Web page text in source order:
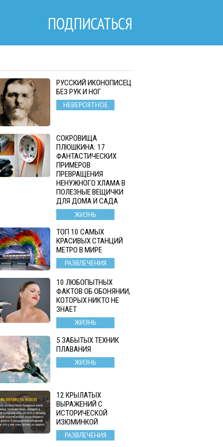
ПОДПИСАТЬСЯ
РУССКИЙ ИКОНОПИСЕЦ
БЕЗ РУК И НОГ
НЕВЕРОЯТНОЕ
СОКРОВИЩА
ПЛЮШКИНА: 17
ФАНТАСТИЧЕСКИХ
ПРИМЕРОВ
ПРЕВРАЩЕНИЯ
НЕНУЖНОГО ХЛАМА В
ПОЛЕЗНЫЕ ВЕЩИЧКИ
ДЛЯ ДОМА И САДА
ЖИЗНЬ
ТОП 10 САМЫХ
КРАСИВЫХ СТАНЦИЙ
МЕТРО В МИРЕ
РАЗВЛЕЧЕНИЯ
10 ЛЮБОПЫТНЫХ
ФАКТОВ ОБ ОБОНЯНИИ,
КОТОРЫХ НИКТО НЕ
ЗНАЕТ
ЖИЗНЬ
5 ЗАБЫТЫХ ТЕХНИК
ПЛАВАНИЯ
ЖИЗНЬ
12 КРЫЛАТЫХ
ВЫРАЖЕНИЙ С
ИСТОРИЧЕСКОЙ
ИЗЮМИНКОЙ
РАЗВЛЕЧЕНИЯ